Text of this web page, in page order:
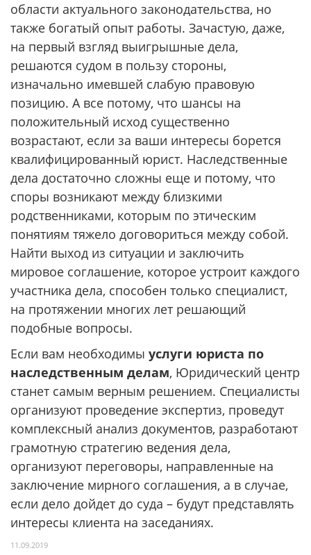
области актуального законодательства, но
также богатый опыт работы. Зачастую, даже,
на первый взгляд выигрышные дела,
решаются судом в пользу стороны,
изначально имевшей слабую правовую
позицию. А все потому, что шансы на
положительный исход существенно
возрастают, если за ваши интересы борется
квалифицированный юрист. Наследственные
дела достаточно сложны еще и потому, что
споры возникают между близкими
родственниками, которым по этическим
понятиям тяжело договориться между собой.
Найти выход из ситуации и заключить
мировое соглашение, которое устроит каждого
участника дела, способен только специалист,
на протяжении многих лет решающий
подобные вопросы.
Если вам необходимы услуги юриста по
наследственным делам, Юридический центр
станет самым верным решением. Специалисты
организуют проведение экспертиз, проведут
комплексный анализ документов, разработают
грамотную стратегию ведения дела,
организуют переговоры, направленные на
заключение мирного соглашения, а в случае,
если дело дойдет до суда – будут представлять
интересы клиента на заседаниях.
11.09.2019